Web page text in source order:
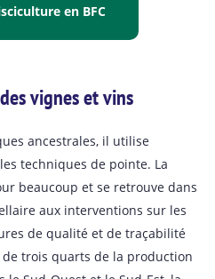
en BFC
vignes et vins
ancestrales, il utilise
techniques de pointe. La
beaucoup et se retrouve dans
aux interventions sur les
de qualité et de traçabilité
trois quarts de la production